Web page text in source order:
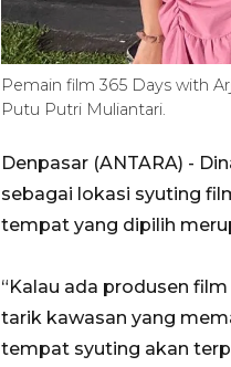
Pemain film 365 Days with
Putu Putri Muliantari.
Denpasar (ANTARA) -
sebagai lokasi syuting
tempat yang dipilih
“Kalau ada produsen
tarik kawasan yang
tempat syuting akan